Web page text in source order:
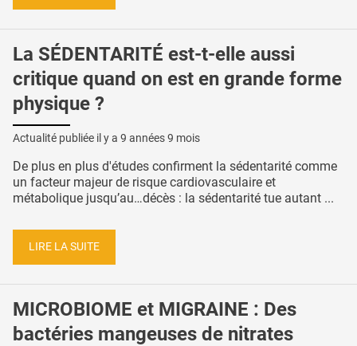
La SÉDENTARITÉ est-t-elle aussi
critique quand on est en grande forme
physique ?
Actualité publiée il y a 9 années 9 mois
De plus en plus d'études confirment la sédentarité comme
un facteur majeur de risque cardiovasculaire et
métabolique jusqu’au…décès : la sédentarité tue autant ...
LIRE LA SUITE
MICROBIOME et MIGRAINE : Des
bactéries mangeuses de nitrates